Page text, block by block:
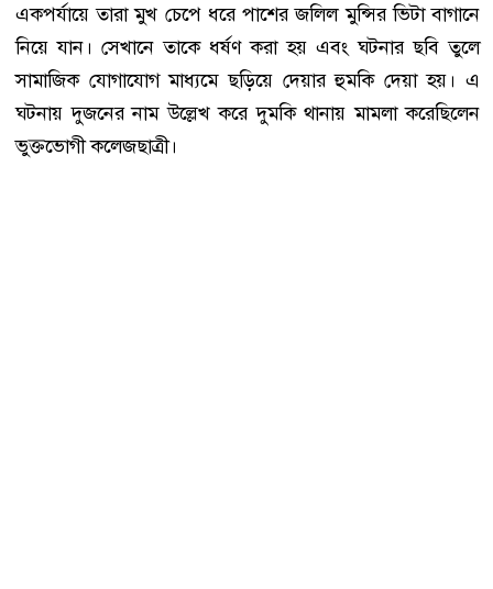
একপর্যায়ে তারা মুখ চেপে ধরে পাশের জলিল মুন্সির ভিটা বাগানে
নিয়ে যান। সেখানে তাকে ধর্ষণ করা হয় এবং ঘটনার ছবি তুলে
সামাজিক যোগাযোগ মাধ্যমে ছড়িয়ে দেয়ার হুমকি দেয়া হয়। এ
ঘটনায় দুজনের নাম উল্লেখ করে দুমকি থানায় মামলা করেছিলেন
ভুক্তভোগী কলেজছাত্রী।